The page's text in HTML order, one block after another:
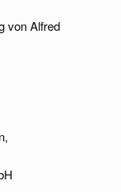
von Alfred